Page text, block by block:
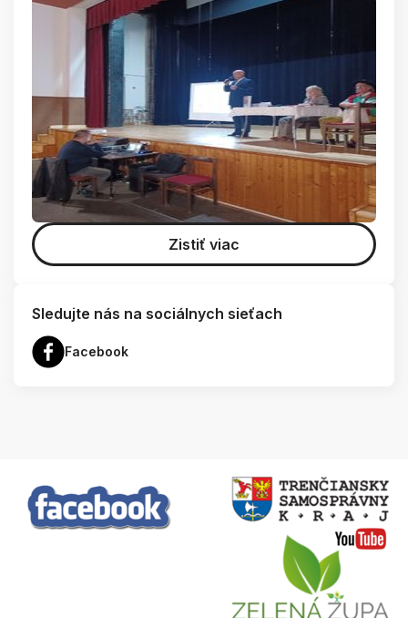
Zistiť viac
Sledujte nás na sociálnych sieťach
Facebook